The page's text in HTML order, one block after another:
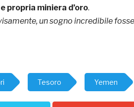
propria miniera d’oro.
un sogno incredibile
Tesoro Yemen